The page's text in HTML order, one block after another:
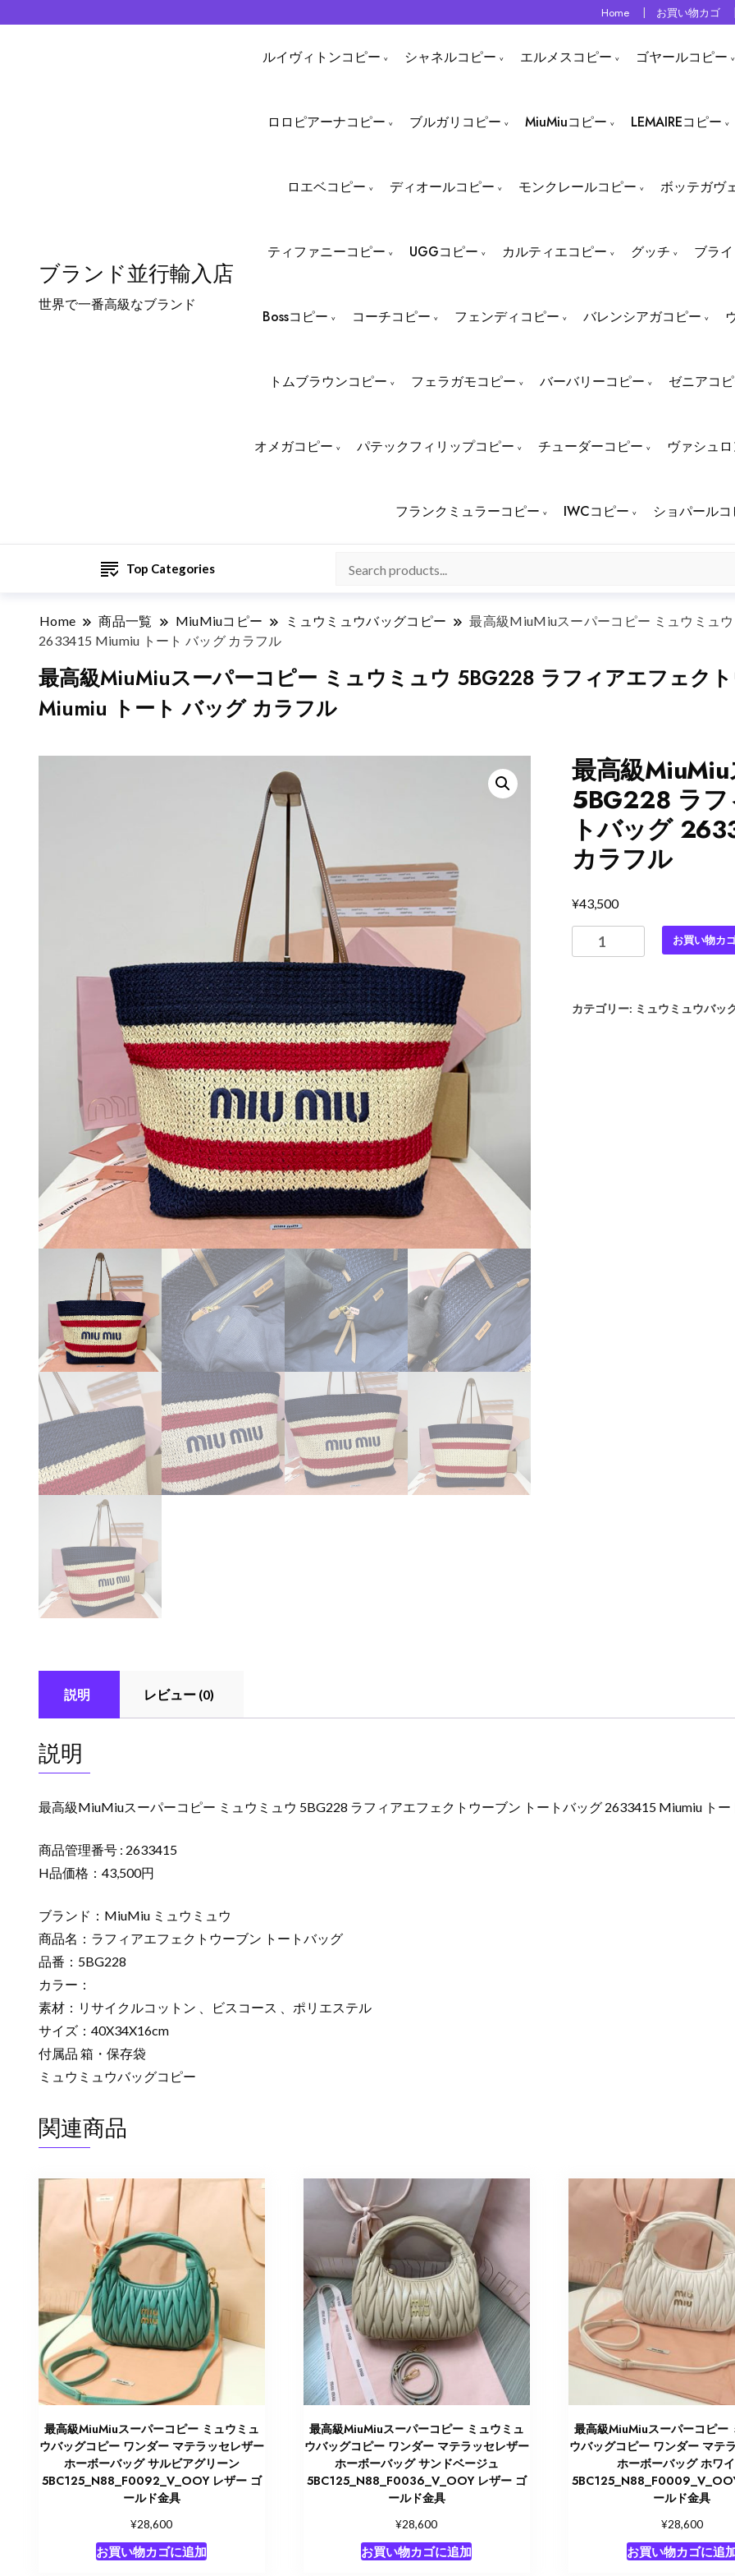
Home お買い物カゴ
ブランド並行輸入店
世界で一番高級なブランド
ルイヴィトンコピー シャネルコピー エルメスコピー ゴヤールコピー
ロロピアーナコピー ブルガリコピー MiuMiuコピー LEMAIREコピー
ロエベコピー ディオールコピー モンクレールコピー ボッテガヴ
ティファニーコピー UGGコピー カルティエコピー グッチ ブラ
Bossコピー コーチコピー フェンディコピー バレンシアガコピー
トムブラウンコピー フェラガモコピー バーバリーコピー ゼニアコ
オメガコピー パテックフィリップコピー チューダーコピー ヴァシュ
フランクミュラーコピー IWCコピー ショパール
Top Categories
Home 商品一覧 MiuMiuコピー ミュウミュウバッグコピー
最高級MiuMiuスーパーコピー ミュウミュ
2633415 Miumiu トート バッグ カラフル
最高級MiuMiuスーパーコピー ミュウミュウ 5BG228 ラフィアエフェク
Miumiu トート バッグ カラフル
最高級
5BG228 ラフ
トバッグ
カラフル
¥43,500
高
ス
ー
グ
お買い物カ
カテゴリー: ミュウミュウバッ
説明 レビュー (0)
説明
最高級MiuMiuスーパーコピー ミュウミュウ 5BG228 ラフィアエフェクトウーブン トートバッグ 2633415 Miumiu トー
商品管理番号 : 2633415
H品価格：43,500円
ブランド：MiuMiu ミュウミュウ
商品名：ラフィアエフェクトウーブン トートバッグ
品番：5BG228
カラー：
素材：リサイクルコットン 、ビスコース 、ポリエステル
サイズ：40X34X16cm
付属品 箱・保存袋
ミュウミュウバッグコピー
関連商品
最高級MiuMiuスーパーコピー ミュウミュ
ウバッグコピー ワンダー マテラッセレザー
ホーボーバッグ サルビアグリーン
5BC125_N88_F0092_V_OOY レザー ゴ
ールド金具
¥28,600
お買い物カゴに追加
最高級MiuMiuスーパーコピー ミュウミュ
ウバッグコピー ワンダー マテラッセレザー
ホーボーバッグ サンドベージュ
5BC125_N88_F0036_V_OOY レザー ゴ
ールド金具
¥28,600
お買い物カゴに追加
最高級MiuMiuスーパーコピー
ウバッグコピー ワンダー マテ
ホーボーバッグ ホワ
ールド金具
¥28,600
お買い物カゴに追